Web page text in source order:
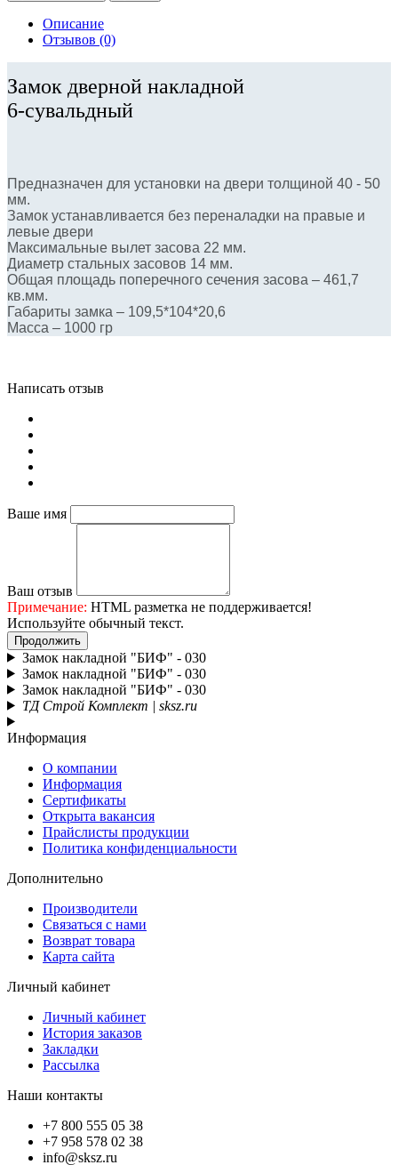
Описание
Отзывов (0)
Замок дверной накладной
6-сувальдный
Предназначен для установки на двери толщиной 40 - 50
мм.
Замок устанавливается без переналадки на правые и
левые двери
Максимальные вылет засова 22 мм.
Диаметр стальных засовов 14 мм.
Общая площадь поперечного сечения засова – 461,7
кв.мм.
Габариты замка – 109,5*104*20,6
Масса – 1000 гр
Написать отзыв
Ваше имя
Ваш отзыв
Примечание: HTML разметка не поддерживается!
Используйте обычный текст.
Продолжить
Замок накладной "БИФ" - 030
Замок накладной "БИФ" - 030
Замок накладной "БИФ" - 030
ТД Строй Комплект | sksz.ru
Информация
О компании
Информация
Сертификаты
Открыта вакансия
Прайслисты продукции
Политика конфиденциальности
Дополнительно
Производители
Связаться с нами
Возврат товара
Карта сайта
Личный кабинет
Личный кабинет
История заказов
Закладки
Рассылка
Наши контакты
+7 800 555 05 38
+7 958 578 02 38
info@sksz.ru